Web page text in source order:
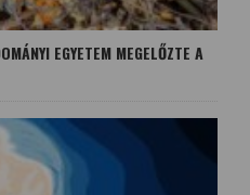
EGYETEM MEGELŐZTE A